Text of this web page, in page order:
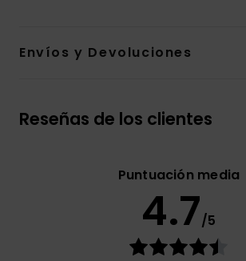
Envíos y Devoluciones
Reseñas de los clientes
Puntuación media
4.7/5